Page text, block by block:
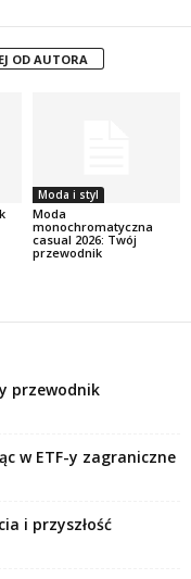
OD AUTORA
Moda i styl
Moda
monochromatyczna
casual 2026: Twój
przewodnik
przewodnik
w ETF-y zagraniczne
i przyszłość